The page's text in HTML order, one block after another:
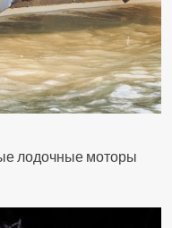
лодочные моторы